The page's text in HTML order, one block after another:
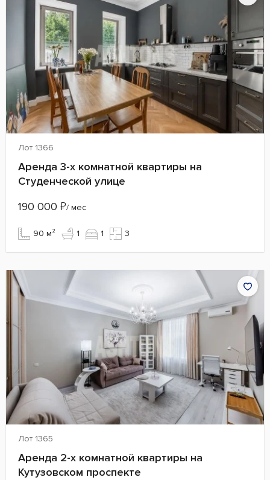
Лот 1366
Аренда 3-х комнатной квартиры на
Студенческой улице
190 000 ₽/ мес
90 м² 1 1 3
Лот 1365
Аренда 2-х комнатной квартиры на
Кутузовском проспекте